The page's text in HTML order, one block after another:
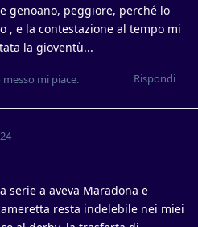
genoano, peggiore, perché lo
, e la contestazione al tempo mi
la gioventù...
Rispondi
mi piace.
serie a aveva Maradona e
resta indelebile nei miei